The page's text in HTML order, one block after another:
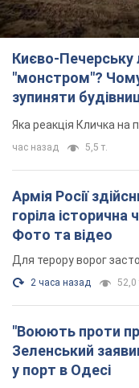
Києво-
"монстром"?
зупиняти
"московського
Яка реакція Кличка на
час назад 5,5 т.
Армія Росії
горіла
Фото та відео
Для терору ворог
2 часа назад 52,0
"Воюють проти
Зеленський
у порт в Одесі